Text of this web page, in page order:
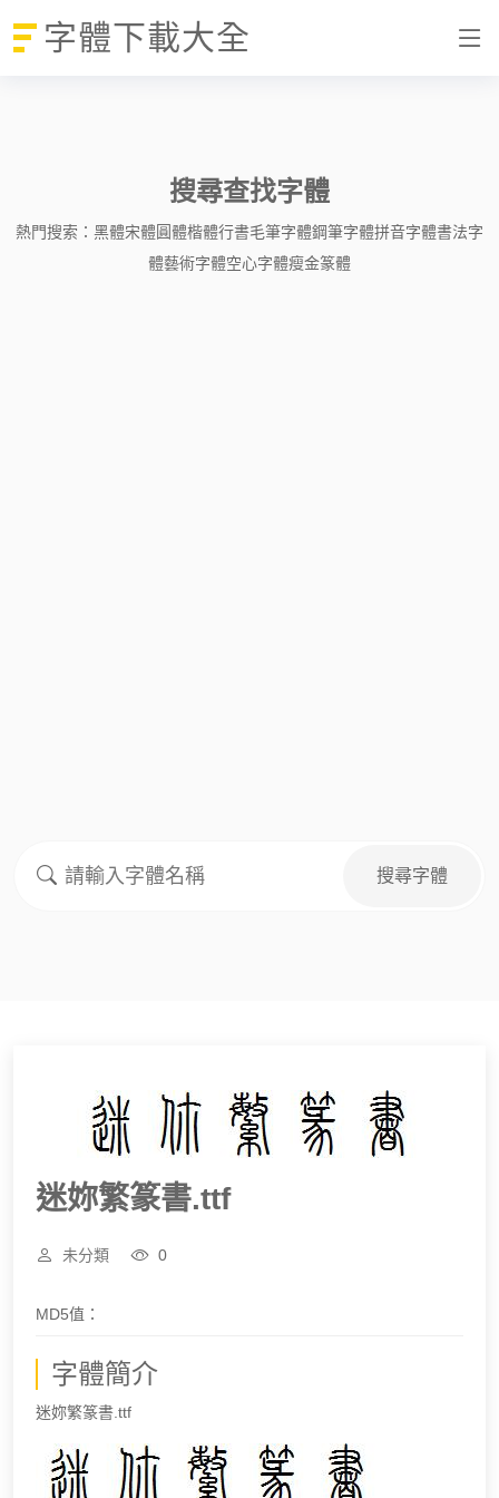
字體下載大全
搜尋查找字體
熱門搜索： 黑體宋體圓體楷體行書毛筆字體鋼筆字體拼音字體書法字
體藝術字體空心字體瘦金篆體
迷妳繁篆書.ttf
未分類 0
MD5值：
字體簡介
迷妳繁篆書.ttf